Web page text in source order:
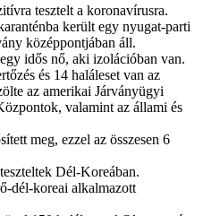
tesztelt a koronavírusra.
került egy nyugat-parti
középpontjában áll.
idős nő, aki izolációban van.
és 14 haláleset van az
az amerikai Járványügyi
valamint az állami és
meg, ezzel az összesen 6
Dél-Koreában.
dél-koreai alkalmazott